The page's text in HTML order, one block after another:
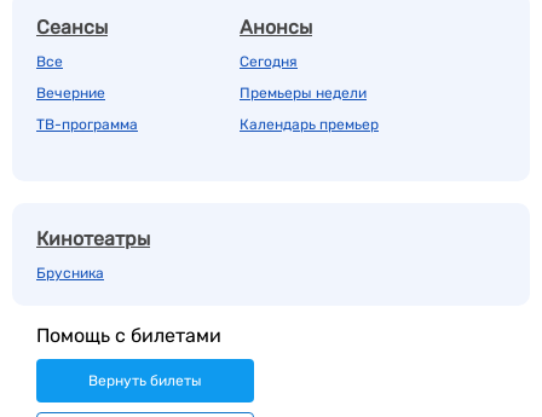
Сеансы
Все
Вечерние
ТВ-программа
Анонсы
Сегодня
Премьеры недели
Календарь премьер
Кинотеатры
Брусника
Помощь с билетами
Вернуть билеты